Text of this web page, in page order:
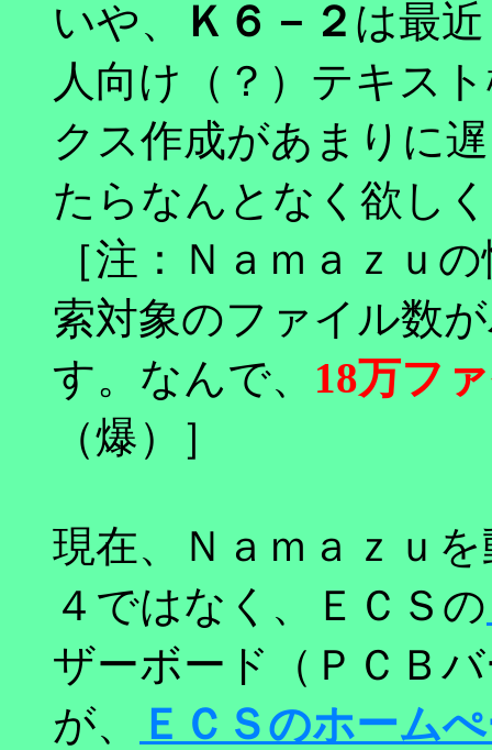
いや、 Ｋ６－２ は最
人向け（？）テキス
クス作成があまりに
たらなんとなく欲し
［注：Ｎａｍａｚｕ
索対象のファイル数
す。なんで、 18万フ
（爆）］
現在、Ｎａｍａｚｕ
４ではなく、ＥＣＳの
ザーボード（ＰＣＢ
が、
ＥＣＳのホーム